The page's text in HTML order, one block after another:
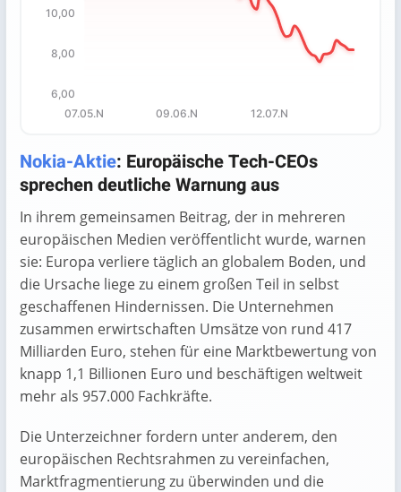
07.05.N 09.06.N 12.07.N
6,00
8,00
10,00
Nokia-Aktie: Europäische Tech-CEOs
sprechen deutliche Warnung aus
In ihrem gemeinsamen Beitrag, der in mehreren
europäischen Medien veröffentlicht wurde, warnen
sie: Europa verliere täglich an globalem Boden, und
die Ursache liege zu einem großen Teil in selbst
geschaffenen Hindernissen. Die Unternehmen
zusammen erwirtschaften Umsätze von rund 417
Milliarden Euro, stehen für eine Marktbewertung von
knapp 1,1 Billionen Euro und beschäftigen weltweit
mehr als 957.000 Fachkräfte.
Die Unterzeichner fordern unter anderem, den
europäischen Rechtsrahmen zu vereinfachen,
Marktfragmentierung zu überwinden und die